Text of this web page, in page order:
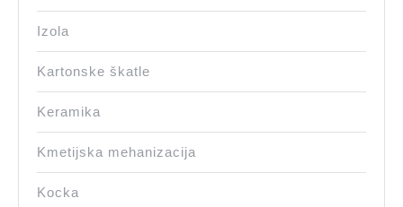
Izola
Kartonske škatle
Keramika
Kmetijska mehanizacija
Kocka